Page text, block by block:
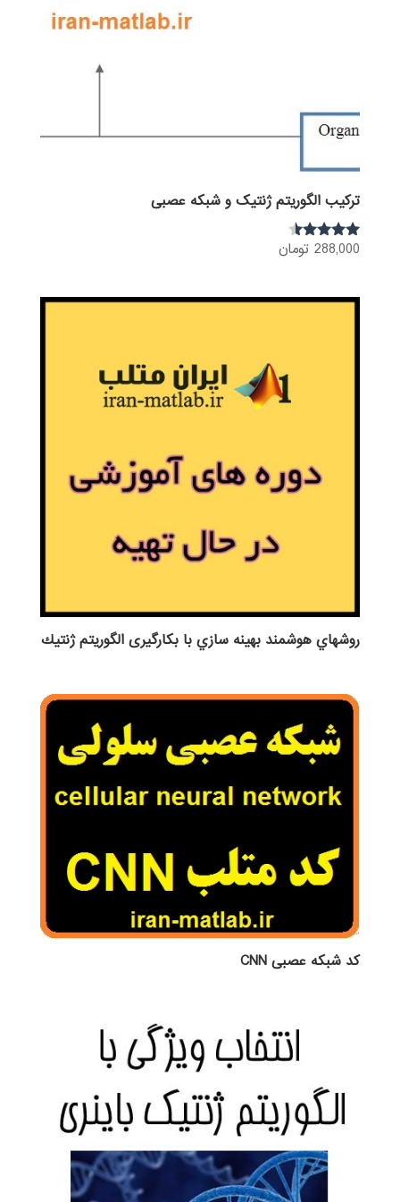
ترکیب الگوریتم ژنتیک و شبکه عصبی
نمره
288,000 تومان
روش‎هاي هوشمند بهينه سازي با بکارگیری الگوريتم ژنتيك
کد شبکه عصبی CNN